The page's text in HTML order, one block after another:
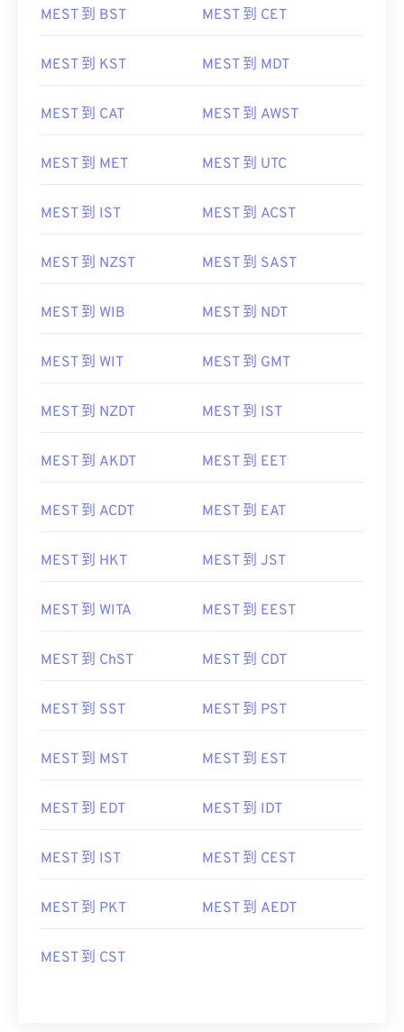
MEST 到 BST MEST 到 CET
MEST 到 KST MEST 到 MDT
MEST 到 CAT MEST 到 AWST
MEST 到 MET MEST 到 UTC
MEST 到 IST MEST 到 ACST
MEST 到 NZST MEST 到 SAST
MEST 到 WIB MEST 到 NDT
MEST 到 WIT MEST 到 GMT
MEST 到 NZDT MEST 到 IST
MEST 到 AKDT MEST 到 EET
MEST 到 ACDT MEST 到 EAT
MEST 到 HKT MEST 到 JST
MEST 到 WITA MEST 到 EEST
MEST 到 ChST MEST 到 CDT
MEST 到 SST MEST 到 PST
MEST 到 MST MEST 到 EST
MEST 到 EDT MEST 到 IDT
MEST 到 IST MEST 到 CEST
MEST 到 PKT MEST 到 AEDT
MEST 到 CST